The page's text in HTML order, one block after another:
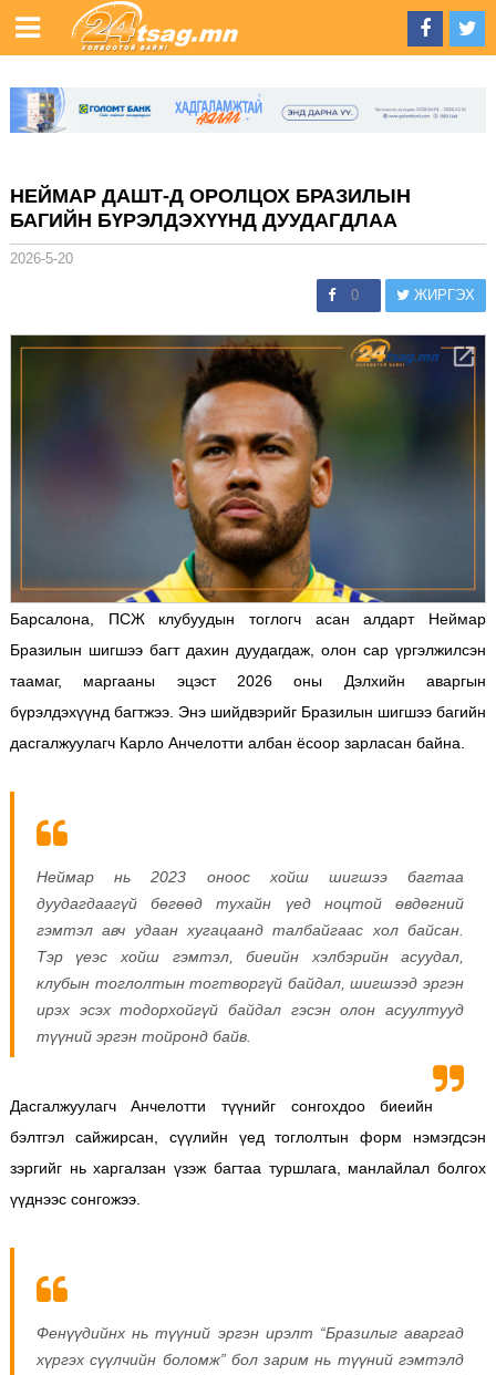
НЕЙМАР ДАШТ-Д ОРОЛЦОХ БРАЗИЛЫН
БАГИЙН БҮРЭЛДЭХҮҮНД ДУУДАГДЛАА
2026-5-20
0 ЖИРГЭХ
Барсалона, ПСЖ клубуудын тоглогч асан алдарт Неймар
Бразилын шигшээ багт дахин дуудагдаж, олон сар үргэлжилсэн
таамаг, маргааны эцэст 2026 оны Дэлхийн аваргын
бүрэлдэхүүнд багтжээ. Энэ шийдвэрийг Бразилын шигшээ багийн
дасгалжуулагч Карло Анчелотти албан ёсоор зарласан байна.
Неймар нь 2023 оноос хойш шигшээ багтаа
дуудагдаагүй бөгөөд тухайн үед ноцтой өвдөгний
гэмтэл авч удаан хугацаанд талбайгаас хол байсан.
Тэр үеэс хойш гэмтэл, биеийн хэлбэрийн асуудал,
клубын тоглолтын тогтворгүй байдал, шигшээд эргэн
ирэх эсэх тодорхойгүй байдал гэсэн олон асуултууд
түүний эргэн тойронд байв.
Дасгалжуулагч Анчелотти түүнийг сонгохдоо биеийн
бэлтгэл сайжирсан, сүүлийн үед тоглолтын форм нэмэгдсэн
зэргийг нь харгалзан үзэж багтаа туршлага, манлайлал болгох
үүднээс сонгожээ.
Фенүүдийнх нь түүний эргэн ирэлт “Бразилыг аваргад
хүргэх сүүлчийн боломж” бол зарим нь түүний гэмтэлд